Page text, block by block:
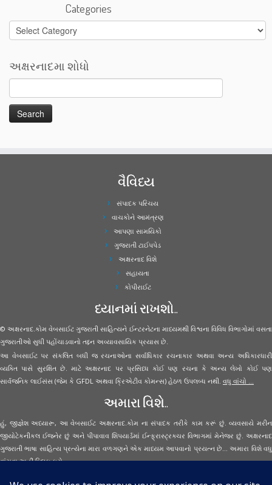
Categories
Categories
અક્ષરનાદમા શોધો
વૈવિધ્ય
સંપાદક પરિચય
વાચકોને આમંત્રણ
આપણા સામયિકો
ગુજરાતી ટાઈપપેડ
અક્ષરનાદ વિશે
સહાયતા
કોપીરાઈટ
ધ્યાનમાં રાખશો..
© અક્ષરનાદ.કોમ વેબસાઈટ ગુજરાતી સાહિત્યને ઈન્ટરનેટના માધ્યમથી વિશ્વના વિવિધ વિભાગોમાં વસતા
ગુજરાતીઓ સુધી પહોંચાડવાનો તદ્દન અવ્યાવસાયિક પ્રયાસ છે.
આ વેબસાઈટ પર સંકલિત બધી જ રચનાઓના સર્વાધિકાર રચનાકાર અથવા અન્ય અધિકારધારી
વ્યક્તિ પાસે સુરક્ષિત છે. માટે અક્ષરનાદ પર પ્રસિધ્ધ કોઈ પણ રચના કે અન્ય લેખો કોઈ પણ
સાર્વજનિક લાઈસંસ (જેમ કે GFDL અથવા ક્રિએટીવ કોમન્સ) હેઠળ ઉપલબ્ધ નથી. વધુ વાંચો ...
અમારા વિશે..
હું, જીજ્ઞેશ અધ્યારૂ, આ વેબસાઈટ અક્ષરનાદ.કોમ ના સંપાદક તરીકે કામ કરૂં છું. વ્યવસાયે મરીન
જીયોટેકનીકલ ઈજનેર છું અને પીપાવાવ શિપયાર્ડમાં ઈન્ફ્રાસ્ટ્રક્ચર વિભાગમાં મેનેજર છું. અક્ષરનાદ
ગુજરાતી ભાષા સાહિત્ય પ્રત્યેના મારા વળગણને એક માધ્યમ આપવાનો પ્રયત્ન છે... અમારા વિશે વધુ
વાંચવાઅહીં ક્લિક કરો...